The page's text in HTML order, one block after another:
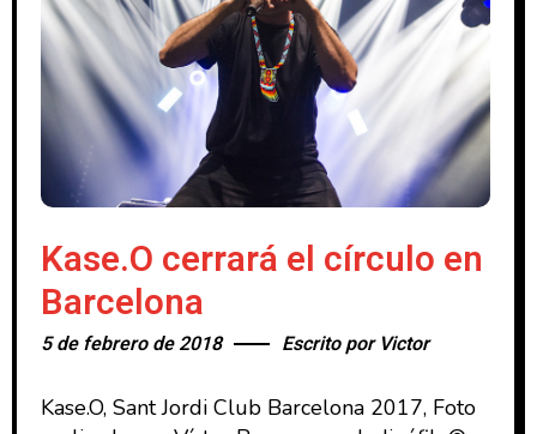
Kase.O cerrará el círculo en
Barcelona
5 de febrero de 2018 Escrito por Victor
Kase.O, Sant Jordi Club Barcelona 2017, Foto